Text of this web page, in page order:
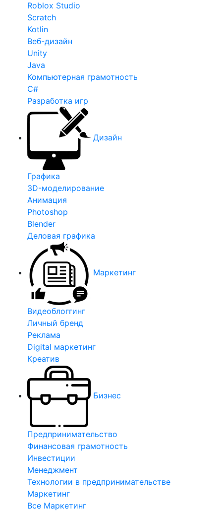
Roblox Studio
Scratch
Kotlin
Веб-дизайн
Unity
Java
Компьютерная грамотность
C#
Разработка игр
Дизайн
Графика
3D-моделирование
Анимация
Photoshop
Blender
Деловая графика
Маркетинг
Видеоблоггинг
Личный бренд
Реклама
Digital маркетинг
Креатив
Бизнес
Предпринимательство
Финансовая грамотность
Инвестиции
Менеджмент
Технологии в предпринимательстве
Маркетинг
Все Маркетинг